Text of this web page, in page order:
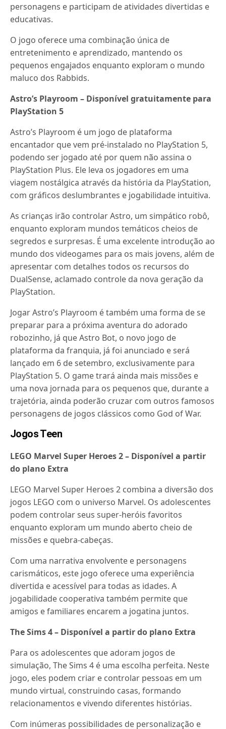
personagens e participam de atividades divertidas e
educativas.
O jogo oferece uma combinação única de
entretenimento e aprendizado, mantendo os
pequenos engajados enquanto exploram o mundo
maluco dos Rabbids.
Astro’s Playroom – Disponível gratuitamente para
PlayStation 5
Astro’s Playroom é um jogo de plataforma
encantador que vem pré-instalado no PlayStation 5,
podendo ser jogado até por quem não assina o
PlayStation Plus. Ele leva os jogadores em uma
viagem nostálgica através da história da PlayStation,
com gráficos deslumbrantes e jogabilidade intuitiva.
As crianças irão controlar Astro, um simpático robô,
enquanto exploram mundos temáticos cheios de
segredos e surpresas. É uma excelente introdução ao
mundo dos videogames para os mais jovens, além de
apresentar com detalhes todos os recursos do
DualSense, aclamado controle da nova geração da
PlayStation.
Jogar Astro’s Playroom é também uma forma de se
preparar para a próxima aventura do adorado
robozinho, já que Astro Bot, o novo jogo de
plataforma da franquia, já foi anunciado e será
lançado em 6 de setembro, exclusivamente para
PlayStation 5. O game trará ainda mais missões e
uma nova jornada para os pequenos que, durante a
trajetória, ainda poderão cruzar com outros famosos
personagens de jogos clássicos como God of War.
Jogos Teen
LEGO Marvel Super Heroes 2 – Disponível a partir
do plano Extra
LEGO Marvel Super Heroes 2 combina a diversão dos
jogos LEGO com o universo Marvel. Os adolescentes
podem controlar seus super-heróis favoritos
enquanto exploram um mundo aberto cheio de
missões e quebra-cabeças.
Com uma narrativa envolvente e personagens
carismáticos, este jogo oferece uma experiência
divertida e acessível para todas as idades. A
jogabilidade cooperativa também permite que
amigos e familiares encarem a jogatina juntos.
The Sims 4 – Disponível a partir do plano Extra
Para os adolescentes que adoram jogos de
simulação, The Sims 4 é uma escolha perfeita. Neste
jogo, eles podem criar e controlar pessoas em um
mundo virtual, construindo casas, formando
relacionamentos e vivendo diferentes histórias.
Com inúmeras possibilidades de personalização e